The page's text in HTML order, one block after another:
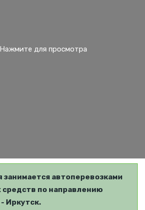
занимается автоперевозками
по направлению
Иркутск.